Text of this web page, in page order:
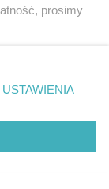
prosimy
rogu strony
nie wymagają
USTAWIENIA